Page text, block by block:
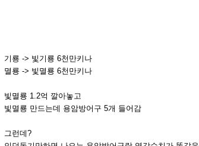
기룡 -> 빛기룡 6천만키나
멸룡 -> 빛멸룡 6천만키나
빛멸룡 1.2억 깔아놓고
빛멸룡 만드는데 용암방어구 5개 들어감
그런데?